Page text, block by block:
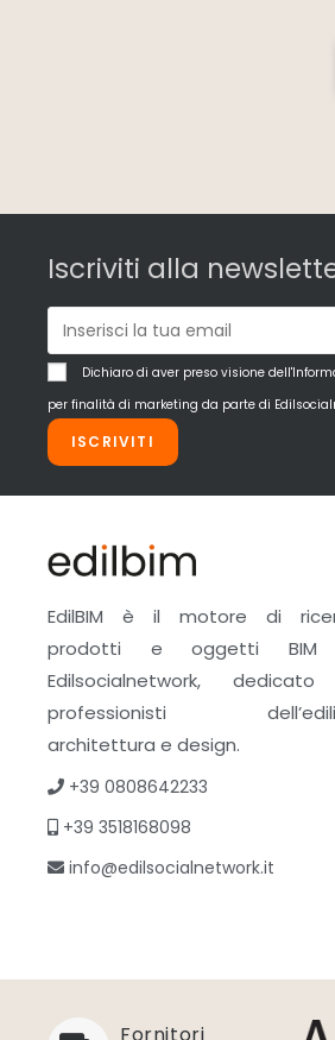
Iscriviti alla
Dichiaro di aver preso visione
per finalità di marketing da parte di
ISCRIVITI
EdilBIM è il motore di
prodotti e oggetti BIM
Edilsocialnetwork,
professionisti
architettura e design.
+39 0808642233
+39 3518168098
info@edilsocialnetwork.it
Fornitori